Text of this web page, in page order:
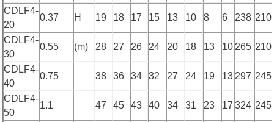
CDLF4-
20
0.37 H 19 18 17 15 13 10 8 6 238 210
CDLF4-
30
0.55 (m) 28 27 26 24 20 18 13 10 265 210
CDLF4-
40
0.75 38 36 34 32 27 24 19 13 297 245
CDLF4-
50
1.1 47 45 43 40 34 31 23 17 324 245